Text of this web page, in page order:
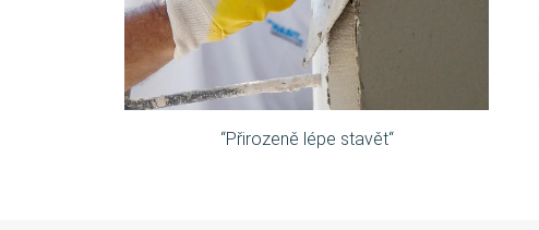
“Přirozeně lépe stavět“